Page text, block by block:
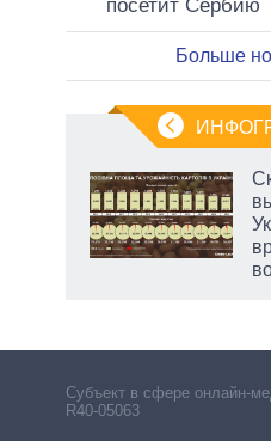
посетит Сербию
Больше
Субъект в сфере онлайн-
R40-05063